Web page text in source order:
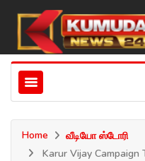
Home
வீடியோ ஸ்டோரி
Karur Vijay Campaign